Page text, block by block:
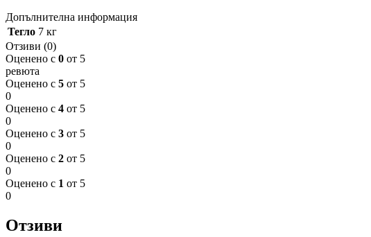
Допълнителна информация
Тегло 7 кг
Отзиви (0)
Оценено с 0 от 5
ревюта
Оценено с 5 от 5
0
Оценено с 4 от 5
0
Оценено с 3 от 5
0
Оценено с 2 от 5
0
Оценено с 1 от 5
0
Отзиви